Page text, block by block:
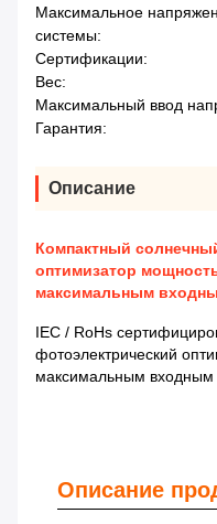
Максимальное
системы:
Сертификации:
Вес:
Максимальный ввод
Гарантия:
Описание
Компактный
оптимизатор
максимальным
IEC / RoHs
фотоэлектрический
максимальным
Описание